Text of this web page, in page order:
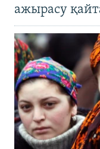
ажырасу